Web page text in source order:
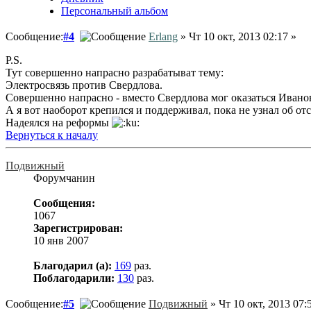
Персональный альбом
Сообщение:#4 Erlang » Чт 10 окт, 2013 02:17 »
P.S.
Тут совершенно напрасно разрабатыват тему:
Электросвязь против Свердлова.
Совершенно напрасно - вместо Свердлова мог оказаться
А я вот наоборот крепился и поддерживал, пока не узнал об
Надеялся на реформы
Вернуться к началу
Подвижный
Форумчанин
Сообщения:
1067
Зарегистрирован:
10 янв 2007
Благодарил (а): 169 раз.
Поблагодарили: 130 раз.
Сообщение:#5 Подвижный » Чт 10 окт, 2013